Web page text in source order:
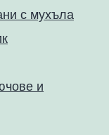
с мухъла
и